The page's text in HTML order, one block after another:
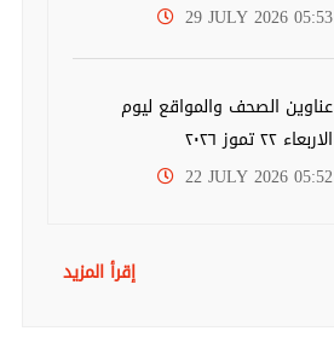
29 JULY 2026 05:53
عناوين الصحف والمواقع ليوم
الاربعاء ٢٢ تموز ٢٠٢٦
22 JULY 2026 05:52
إقرأ المزيد